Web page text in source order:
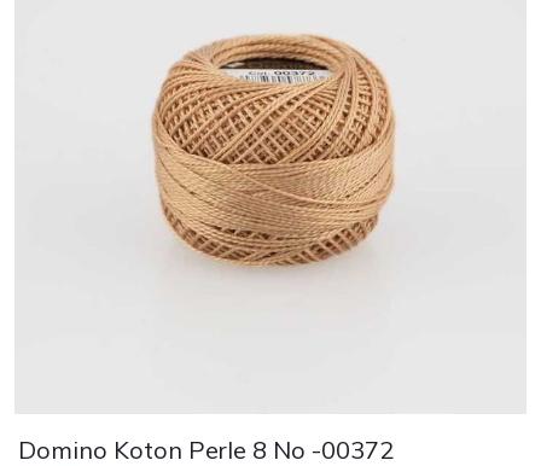
Domino Koton Perle 8 No -00372